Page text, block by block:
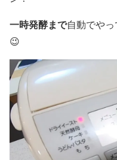
一時発酵まで自動でや
😉